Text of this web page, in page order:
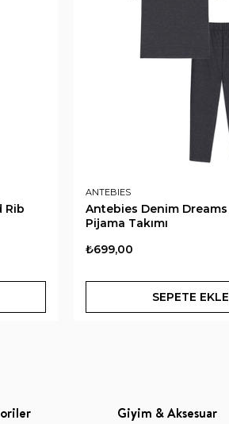
Rib
ANTEBIES
Antebies Denim Dreams
Pijama Takımı
₺699,00
SEPETE EKLE
Giyim & Aksesuar